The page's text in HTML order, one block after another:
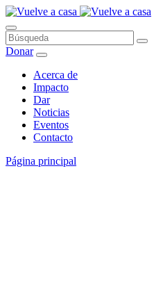
Saltar
al
contenido
Búsqueda
Donar
Acerca de
Impacto
Dar
Noticias
Eventos
Contacto
Página principal